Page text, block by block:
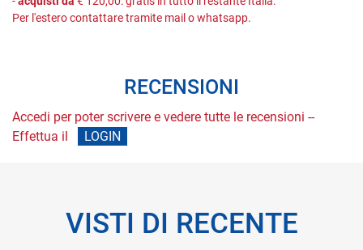
Per l'estero contattare tramite mail o whatsapp.
RECENSIONI
Accedi per poter scrivere e vedere tutte le recensioni --
Effettua il
LOGIN
VISTI DI RECENTE